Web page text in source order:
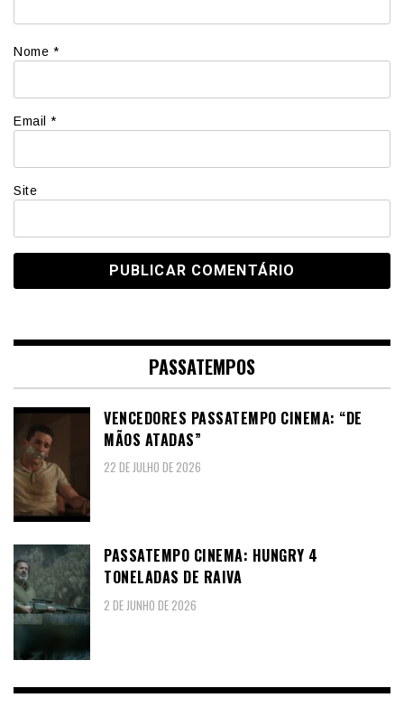
Nome *
Email *
Site
PASSATEMPOS
VENCEDORES PASSATEMPO CINEMA: “DE
MÃOS ATADAS”
22 DE JULHO DE 2026
PASSATEMPO CINEMA: HUNGRY 4
TONELADAS DE RAIVA
2 DE JUNHO DE 2026